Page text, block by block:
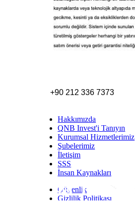
+90 212 336 7373
Hakkımızda
QNB Invest'i Tanıyın
Kurumsal Hizmetlerimiz
Şubelerimiz
İletişim
SSS
İnsan Kaynakları
Güvenlik
Gizlilik Politikası
TwittLinkYoutWhatsapp